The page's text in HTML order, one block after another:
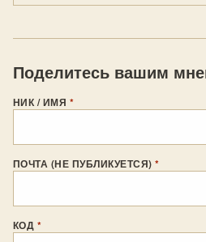
Поделитесь вашим
НИК / ИМЯ *
ПОЧТА (НЕ ПУБЛИКУЕТСЯ)*
КОД *